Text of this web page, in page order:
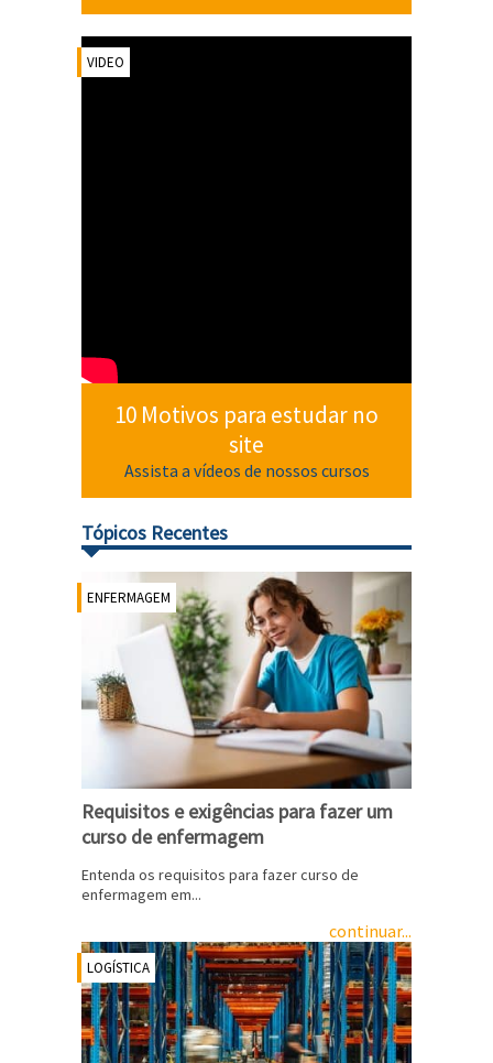
VIDEO
10 Motivos para estudar no
site
Assista a vídeos de nossos cursos
Tópicos Recentes
ENFERMAGEM
Requisitos e exigências para fazer um
curso de enfermagem
Entenda os requisitos para fazer curso de
enfermagem em...
continuar...
LOGÍSTICA